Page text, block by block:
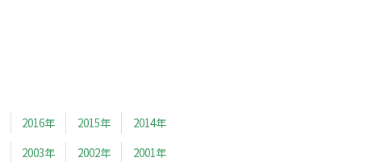
2016年 2015年
2014年
2003年 2002年
2001年